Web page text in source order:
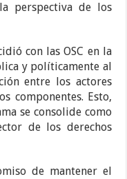
perspectiva de los
con las OSC en la
y políticamente al
entre los actores
componentes. Esto,
se consolide como
de los derechos
de mantener el